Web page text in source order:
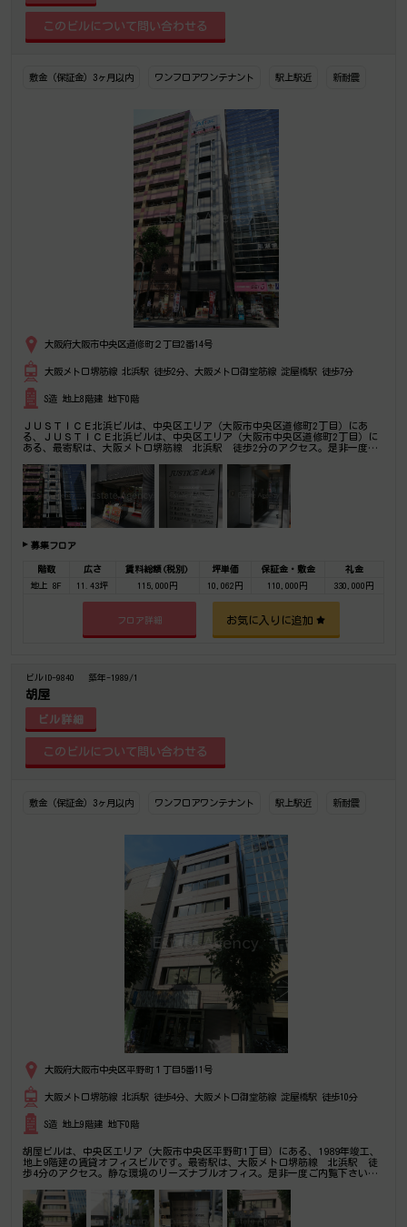
敷金（保証金）3ヶ月以内 ワンフロアワンテナント 駅上駅近 新耐震
大阪府大阪市中央区道修町２丁目2番14号
大阪メトロ堺筋線 北浜駅 徒歩2分、大阪メトロ御堂筋線 淀屋橋駅 徒歩7分
S造 地上8階建 地下0階
ＪＵＳＴＩＣＥ北浜ビルは、中央区エリア（大阪市中央区道修町2丁目）にあ
る、ＪＵＳＴＩＣＥ北浜ビルは、中央区エリア（大阪市中央区道修町2丁目）に
ある、最寄駅は、大阪メトロ堺筋線 北浜駅 徒歩2分のアクセス。是非一度ご
募集フロア
階数 広さ 賃料総額(税別) 坪単価 保証金・敷金
礼金
地上 8F
11.43坪 115,000円 10,062円 110,000円 330,000円
フロア詳細 お気に入りに追加
ビルID-9840 築年-1989/1
胡屋
ビル詳細
敷金（保証金）3ヶ月以内 ワンフロアワンテナント 駅上駅近 新耐震
大阪府大阪市中央区平野町１丁目5番11号
大阪メトロ堺筋線 北浜駅 徒歩4分、大阪メトロ御堂筋線 淀屋橋駅 徒歩10分
S造 地上9階建 地下0階
胡屋ビルは、中央区エリア（大阪市中央区平野町1丁目）にある、1989年竣工、
地上9階建の賃貸オフィスビルです。最寄駅は、大阪メトロ堺筋線 北浜駅 徒
歩4分のアクセス。静な環境のリーズナブルオフィス。是非一度ご内覧下さいま